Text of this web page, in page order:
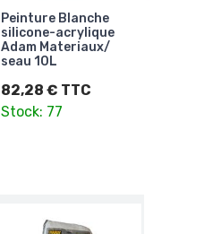
Peinture Blanche
silicone-acrylique
Adam Materiaux/
seau 10L
82,28 € TTC
Stock: 77